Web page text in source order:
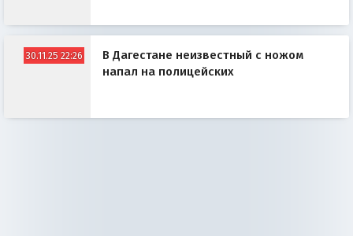
30.11.25 22:26
В Дагестане неизвестный с ножом
напал на полицейских